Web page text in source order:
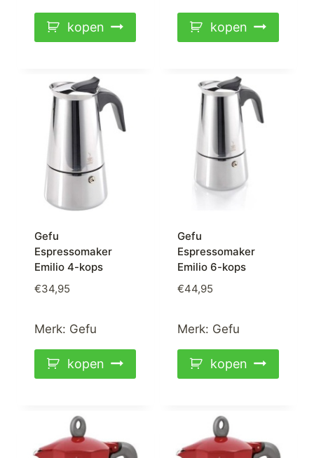
kopen kopen
Gefu
Espressomaker
Emilio 4-kops
€34,95
Merk: Gefu
kopen
Gefu
Espressomaker
Emilio 6-kops
€44,95
Merk: Gefu
kopen